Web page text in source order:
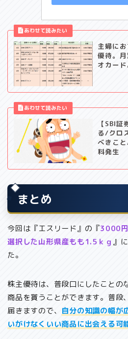
主婦に
優待。
オカー
【SBI
る/クロ
べきこ
料発生
まとめ
今回は『エスリード』の『3000
選択した山形県産もも1.5ｋｇ 』
た。
株主優待は、普段口にしたことの
商品を貰うことができます。普段
届きますので、 自分の知識の幅が
いがけなくいい商品に出会える可